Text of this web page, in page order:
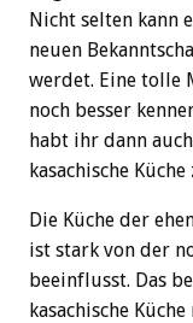
Nicht selten kann
neuen
werdet. Eine tolle
noch besser
habt ihr dann
kasachische
Die Küche der
ist stark von der
beeinflusst. Das
kasachische